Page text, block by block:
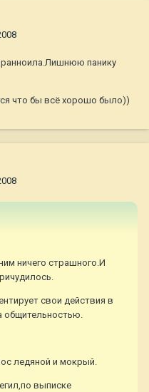
панику
что бы всё хорошо было))
ничего страшного.И
свои действия в
общительностью.
ледяной и мокрый.
выписке